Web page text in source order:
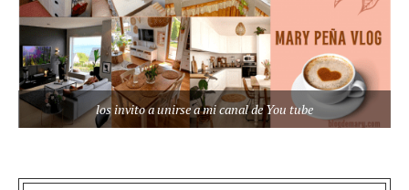
los invito a unirse a mi canal de You tube